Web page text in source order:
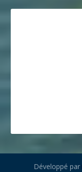
Développé par